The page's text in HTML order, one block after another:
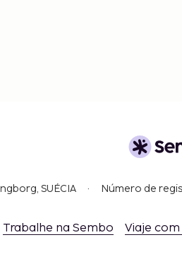
SUÉCIA Número de
Trabalhe na Sembo Viaje